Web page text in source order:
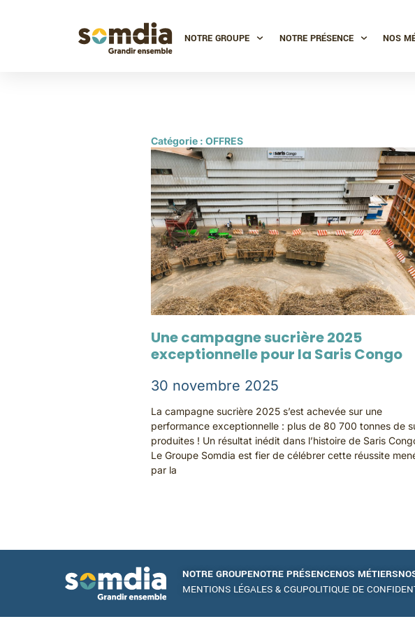
NOTRE GROUPE NOTRE PRÉSENCE NOS
Catégorie : OFFRES
Une campagne sucrière 2025
exceptionnelle pour la Saris Congo
30 novembre 2025
La campagne sucrière 2025 s’est achevée sur une
performance exceptionnelle : plus de 80 700 tonnes de
produites ! Un résultat inédit dans l’histoire de Saris
Le Groupe Somdia est fier de célébrer cette réussite
par la
NOTRE GROUPENOTRE PRÉSENCENOS MÉTIERS
MENTIONS LÉGALES & CGUPOLITIQUE DE